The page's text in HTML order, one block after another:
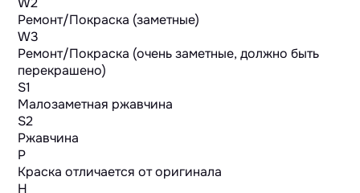
Ремонт/Покраска (заметные)
W3
Ремонт/Покраска (очень заметные, должно быть
перекрашено)
S1
Малозаметная ржавчина
S2
Ржавчина
P
Краска отличается от оригинала
H